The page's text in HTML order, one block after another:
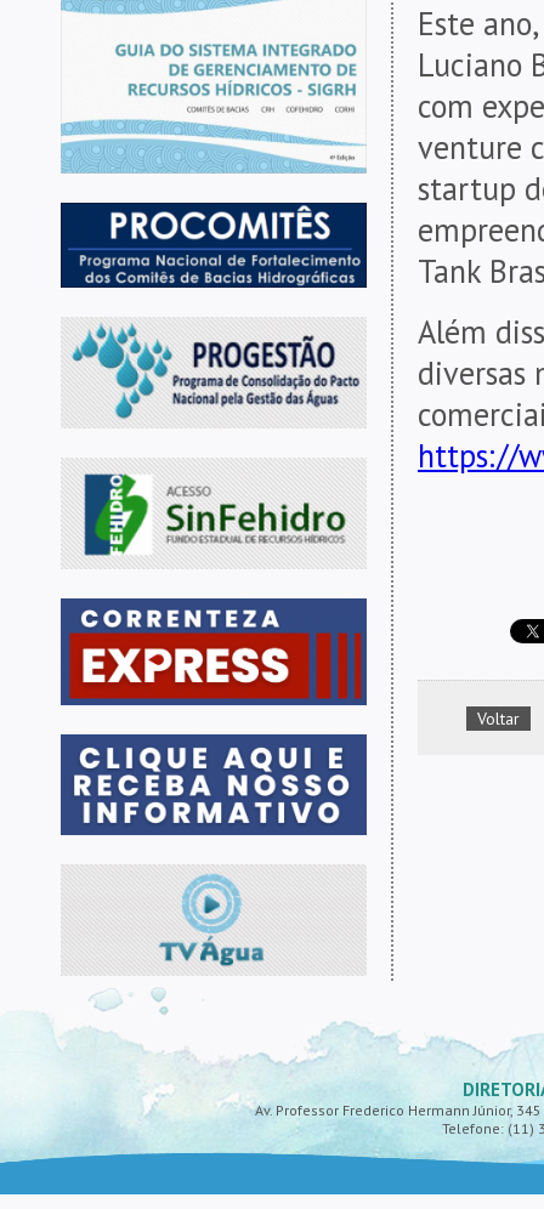
Este
Luciano
com
venture
startup
Tank
Além
diversas
https://
Voltar
Av. Professor Frederico Hermann Júnior,
Telefone: (11)